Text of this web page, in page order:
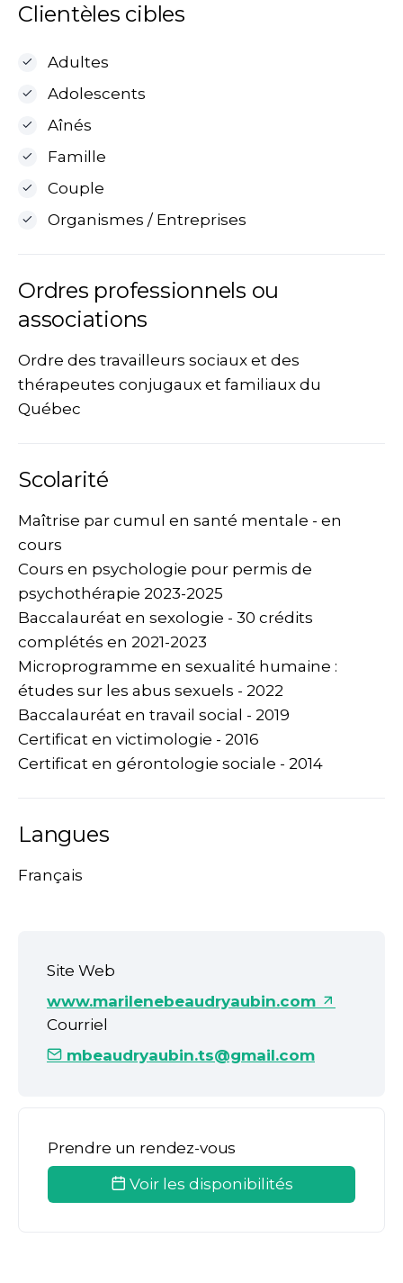
Clientèles cibles
Adultes
Adolescents
Aînés
Famille
Couple
Organismes / Entreprises
Ordres professionnels ou
associations
Ordre des travailleurs sociaux et des
thérapeutes conjugaux et familiaux du
Québec
Scolarité
Maîtrise par cumul en santé mentale - en
cours
Cours en psychologie pour permis de
psychothérapie 2023-2025
Baccalauréat en sexologie - 30 crédits
complétés en 2021-2023
Microprogramme en sexualité humaine :
études sur les abus sexuels - 2022
Baccalauréat en travail social - 2019
Certificat en victimologie - 2016
Certificat en gérontologie sociale - 2014
Langues
Français
Site Web
www.marilenebeaudryaubin.com
Courriel
mbeaudryaubin.ts@gmail.com
Prendre un rendez-vous
Voir les disponibilités